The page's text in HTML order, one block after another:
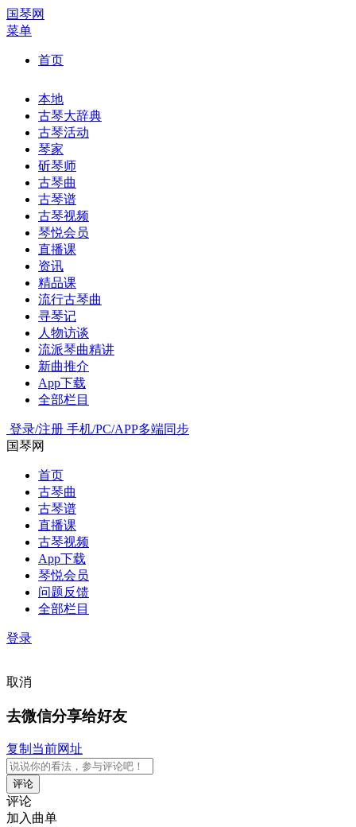
国琴网
菜单
首页
本地
古琴大辞典
古琴活动
琴家
斫琴师
古琴曲
古琴谱
古琴视频
琴悦会员
直播课
资讯
精品课
流行古琴曲
寻琴记
人物访谈
流派琴曲精讲
新曲推介
App下载
全部栏目
登录/注册 手机/PC/APP多端同步
国琴网
首页
古琴曲
古琴谱
直播课
古琴视频
App下载
琴悦会员
问题反馈
全部栏目
登录
取消
去微信分享给好友
复制当前网址
评论
评论
加入曲单